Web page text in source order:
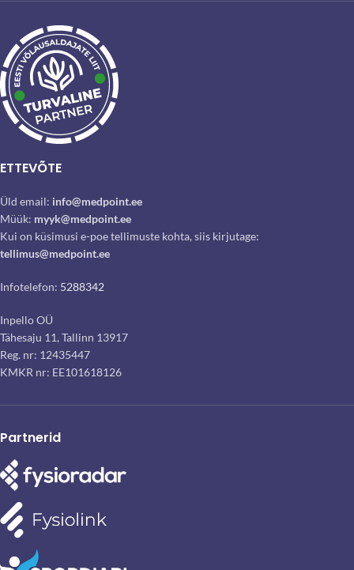
ETTEVÕTE
Üld email: info@medpoint.ee
Müük: myyk@medpoint.ee
Kui on küsimusi e-poe tellimuste kohta, siis kirjutage:
tellimus@medpoint.ee
Infotelefon: 5288342
Inpello OÜ
Tähesaju 11, Tallinn 13917
Reg. nr: 12435447
KMKR nr: EE101618126
Partnerid